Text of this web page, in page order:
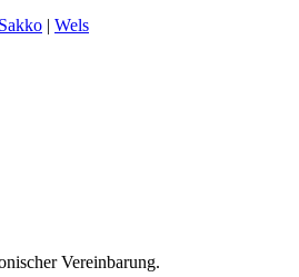
Sakko | Wels
Vereinbarung.